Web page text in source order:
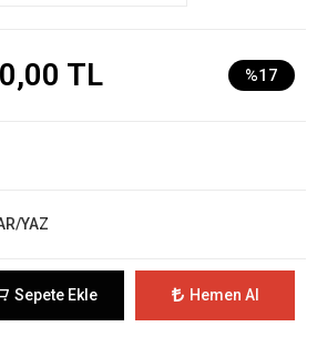
TL %17
YAZ
Sepete Ekle Hemen Al